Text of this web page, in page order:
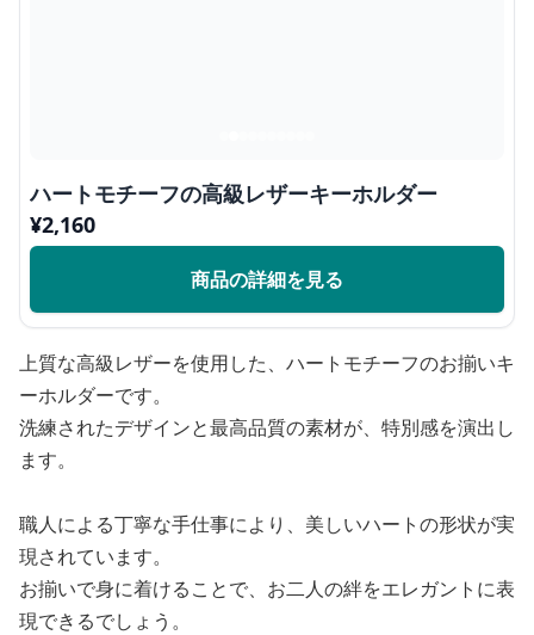
ハートモチーフの高級レザーキーホルダー
¥2,160
商品の詳細を見る
上質な高級レザーを使用した、ハートモチーフのお揃いキ
ーホルダーです。
洗練されたデザインと最高品質の素材が、特別感を演出し
ます。
職人による丁寧な手仕事により、美しいハートの形状が実
現されています。
お揃いで身に着けることで、お二人の絆をエレガントに表
現できるでしょう。